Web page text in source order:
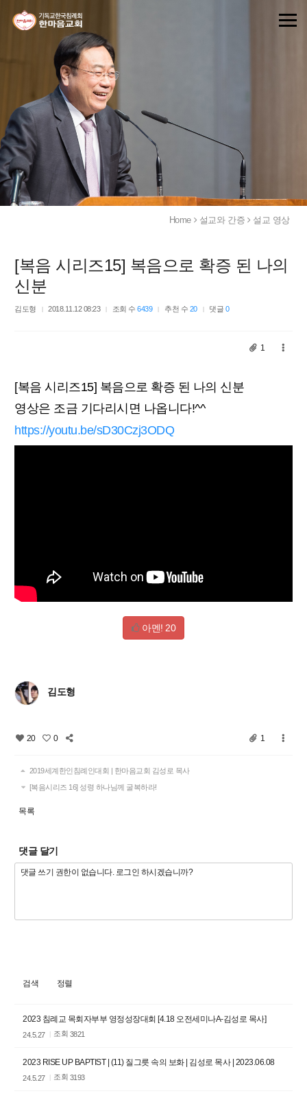
Home 설교와 간증 설교 영상
[복음 시리즈15] 복음으로 확증 된 나의
신분
김도형 2018.11.12 08:23 조회 수6439 추천 수 20 댓글 0
1
[복음 시리즈15] 복음으로 확증 된 나의 신분
영상은 조금 기다리시면 나옵니다!^^
https://youtu.be/sD30Czj3ODQ
아멘! 20
김도형
20 0 1
2019세계한인침례인대회 | 한마음교회 김성로 목사
[복음시리즈 16] 성령 하나님께 굴복하라!
목록
댓글 달기
검색 정렬
2023 침례교 목회자부부 영정성장대회 [4.18 오전세미나A-김성로 목사]
24.5.27 조회 3821
2023 RISE UP BAPTIST | (11) 질그릇 속의 보화 | 김성로 목사 | 2023.06.08
24.5.27 조회 3193